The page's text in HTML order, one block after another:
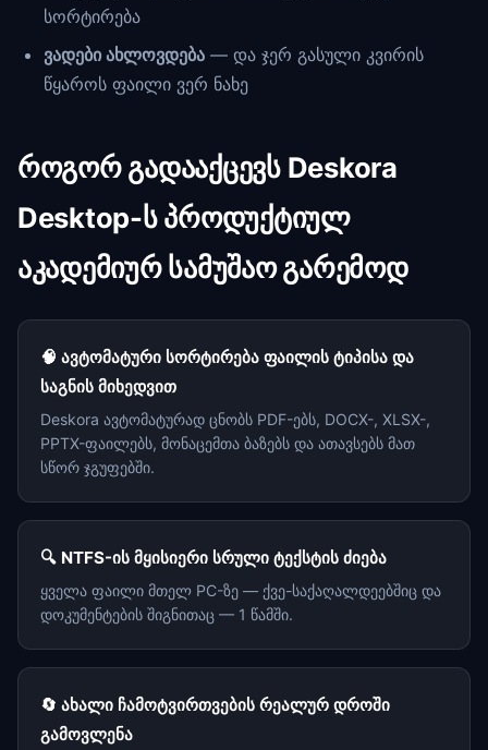
სორტირება
ვადები ახლოვდება — და ჯერ გასული კვირის
წყაროს ფაილი ვერ ნახე
როგორ გადააქცევს Deskora
Desktop-ს პროდუქტიულ
აკადემიურ სამუშაო გარემოდ
🧠 ავტომატური სორტირება ფაილის ტიპისა და
საგნის მიხედვით
Deskora ავტომატურად ცნობს PDF-ებს, DOCX-, XLSX-,
PPTX-ფაილებს, მონაცემთა ბაზებს და ათავსებს მათ
სწორ ჯგუფებში.
🔍 NTFS-ის მყისიერი სრული ტექსტის ძიება
ყველა ფაილი მთელ PC-ზე — ქვე-საქაღალდეებშიც და
დოკუმენტების შიგნითაც — 1 წამში.
🔄 ახალი ჩამოტვირთვების რეალურ დროში
გამოვლენა